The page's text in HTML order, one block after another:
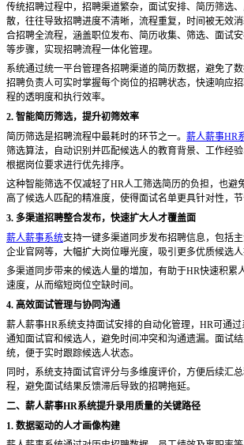
传统招聘过程中，招聘渠道繁杂，面试安排、简历筛选
散，往往导致招聘进度不清晰，流程重复，时间被无效消
合招聘全流程，涵盖职位发布、简历收集、筛选、面试
等步骤，实现招聘流程一体化管理。
系统通过统一平台管理各招聘渠道的简历数据，避免了数
招聘负责人可实时掌握每个岗位的招聘状态，快速响应
程的透明度和执行效率。
2. 智能简历筛选，提升初筛效率
简历筛选是招聘流程中最耗时的环节之一。 薪人薪事HR
筛选算法，自动识别并匹配候选人的教育背景、工作经验
根据岗位要求进行优先排序。
这种智能筛选不仅减轻了HR人工筛选简历的负担，也避
高了候选人匹配的精准度，使得面试名单更具针对性，节
3. 多渠道招聘整合发布，快速扩大人才覆盖面
薪人薪事系统支持一键多渠道同步发布招聘信息，包括主
企业官网等，大幅扩大岗位曝光度，吸引更多优质候选人
多渠道同步带来的候选人量的增加，有助于HR快速积累
速度，从而缩短岗位空缺时间。
4. 高效面试管理与协同沟通
薪人薪事HR系统支持面试安排的自动化管理，HR可通
通知面试官和候选人，避免时间冲突和沟通遗漏。面试
统，便于实时跟踪候选人状态。
同时，系统支持面试官评分与多维度评价，方便后续汇
程，避免面试结果反馈滞后导致的招聘拖延。
二、薪人薪事HR系统提升录用质量的关键路径
1. 数据驱动的人才画像构建